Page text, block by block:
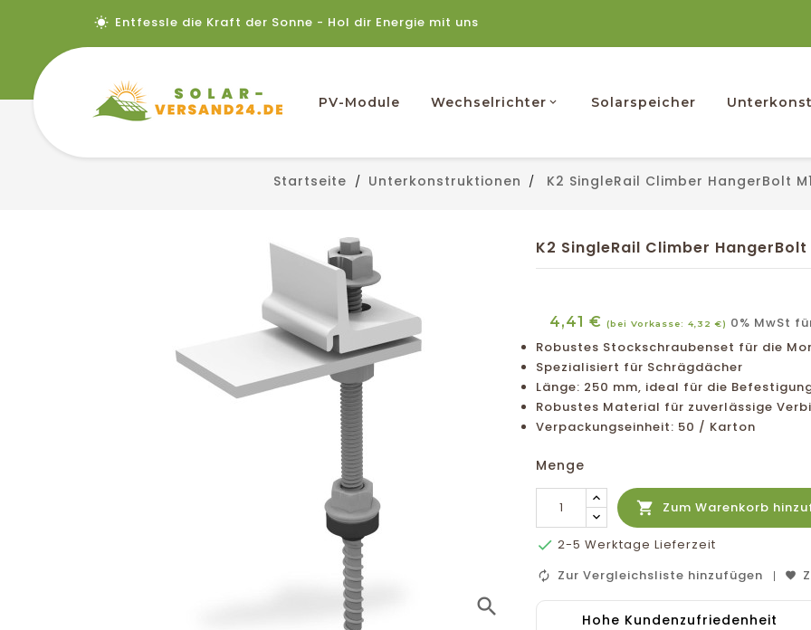
Entfessle die Kraft der Sonne - Hol dir Energie mit uns
PV-Module Wechselrichter Solarspeicher
Startseite Unterkonstruktionen K2 SingleRail Climber HangerBolt
search
K2 SingleRail Climber
4,41 € (bei Vorkasse: 4,32 €)
0% MwSt
Robustes Stockschraubenset für die
Spezialisiert für Schrägdächer
Länge: 250 mm, ideal für die
Robustes Material für zuverlässige
Verpackungseinheit: 50 / Karton
Menge
 Zum Warenkorb
 2-5 Werktage Lieferzeit
Zur Vergleichsliste hinzufügen
Hohe Kundenzufriedenheit